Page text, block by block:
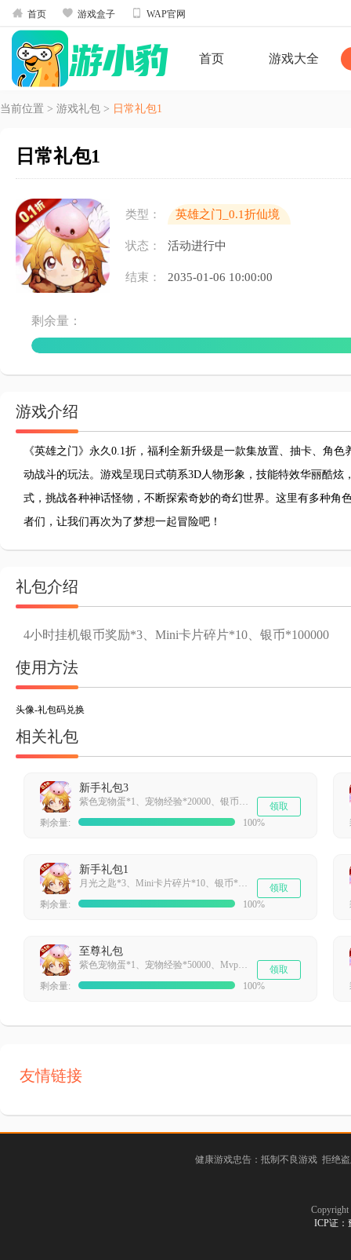
 首页  游戏盒子  WAP官网
首页 游戏大全
当前位置 > 游戏礼包 > 日常礼包1
日常礼包1
类型：
英雄之门_0.1折仙境
状态：
活动进行中
结束： 2035-01-06 10:00:00
剩余量：
游戏介绍
《英雄之门》永久0.1折，福利全新升级是一款集放置、抽卡、角
动战斗的玩法。游戏呈现日式萌系3D人物形象，技能特效华丽酷
式，挑战各种神话怪物，不断探索奇妙的奇幻世界。这里有多种角
者们，让我们再次为了梦想一起冒险吧！
礼包介绍
4小时挂机银币奖励*3、Mini卡片碎片*10、银币*100000
使用方法
头像-礼包码兑换
相关礼包
新手礼包3
紫色宠物蛋*1、宠物经验*20000、银币*100000
剩余量:
100%
领取
新手礼包1
月光之匙*3、Mini卡片碎片*10、银币*100000
剩余量:
100%
领取
至尊礼包
紫色宠物蛋*1、宠物经验*50000、Mvp卡片碎片*5
剩余量:
100%
领取
友情链接
健康游戏忠告：抵制不良游戏 拒绝
ICP证：